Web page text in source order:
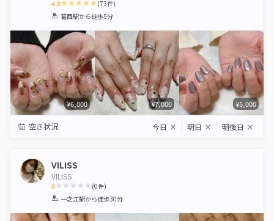
4.9
1 2 3 4 5
(73件)
葛西駅から徒歩5分
¥6,000 ¥7,000 ¥5,000
空き状況 今日 × 明日 × 明後日 ×
VILISS
VILISS
0
1 2 3 4 5
(0件)
一之江駅から徒歩30分